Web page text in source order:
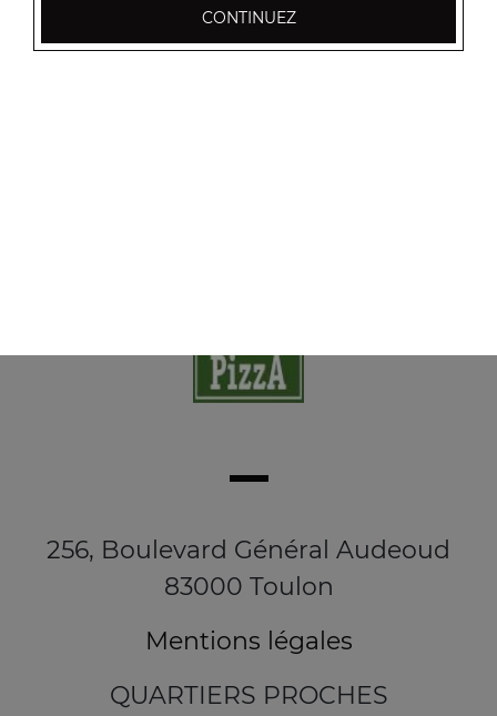
256, Boulevard Général Audeoud
83000 Toulon
Mentions légales
QUARTIERS PROCHES
CONTINUEZ